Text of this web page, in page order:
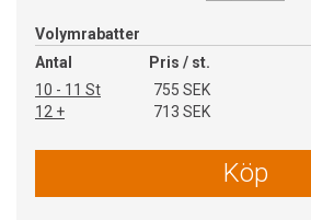
Volymrabatter
Antal
Pris / st.
10 - 11 St
755 SEK
12 +
713 SEK
Köp